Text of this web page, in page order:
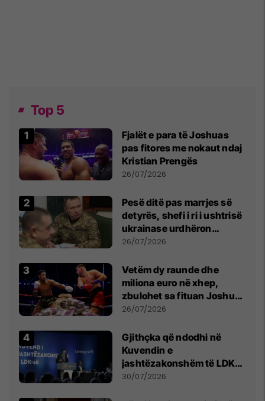
Top 5
Fjalët e para të Joshuas
pas fitores me nokaut ndaj
Kristian Prengës
26/07/2026
Pesë ditë pas marrjes së
detyrës, shefi i ri i ushtrisë
ukrainase urdhëron
kontroll të madh
26/07/2026
Vetëm dy raunde dhe
miliona euro në xhep,
zbulohet sa fituan Joshua
e Prenga
26/07/2026
Gjithçka që ndodhi në
Kuvendin e
jashtëzakonshëm të LDK-
së
30/07/2026